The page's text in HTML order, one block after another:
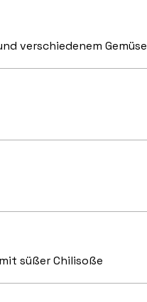
verschiedenem Gemüse
süßer Chilisoße